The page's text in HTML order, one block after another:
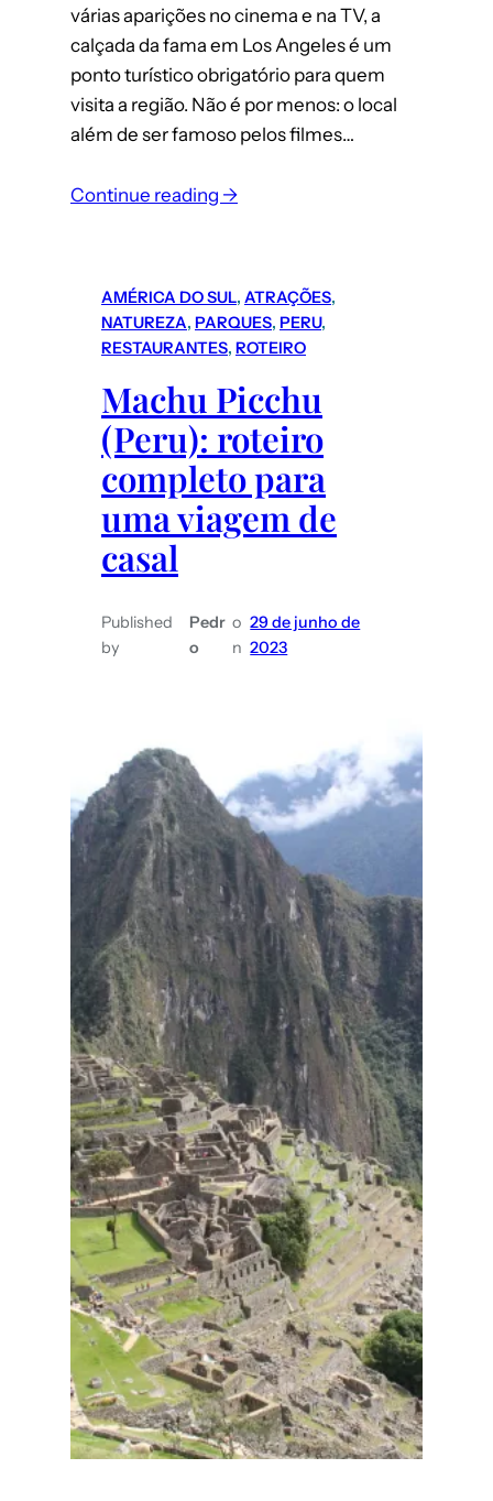
várias aparições no cinema e na TV, a
calçada da fama em Los Angeles é um
ponto turístico obrigatório para quem
visita a região. Não é por menos: o local
além de ser famoso pelos filmes…
Continue reading →
AMÉRICA DO SUL, ATRAÇÕES
NATUREZA, PARQUES, PERU
RESTAURANTES, ROTEIRO
Machu Picchu
(Peru): roteiro
completo para
uma viagem de
casal
Published
by
Pedr
o
o
n
29 de junho de
2023